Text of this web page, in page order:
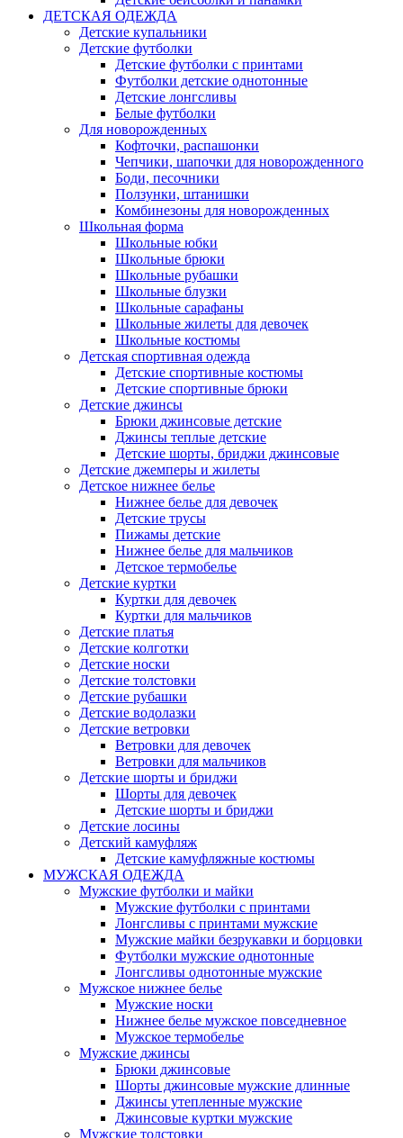
ДЕТСКАЯ ОДЕЖДА
Детские купальники
Детские футболки
Детские футболки с принтами
Футболки детские однотонные
Детские лонгсливы
Белые футболки
Для новорожденных
Кофточки, распашонки
Чепчики, шапочки для новорожденного
Боди, песочники
Ползунки, штанишки
Комбинезоны для новорожденных
Школьная форма
Школьные юбки
Школьные брюки
Школьные рубашки
Школьные блузки
Школьные сарафаны
Школьные жилеты для девочек
Школьные костюмы
Детская спортивная одежда
Детские спортивные костюмы
Детские спортивные брюки
Детские джинсы
Брюки джинсовые детские
Джинсы теплые детские
Детские шорты, бриджи джинсовые
Детские джемперы и жилеты
Детское нижнее белье
Нижнее белье для девочек
Детские трусы
Пижамы детские
Нижнее белье для мальчиков
Детское термобелье
Детские куртки
Куртки для девочек
Куртки для мальчиков
Детские платья
Детские колготки
Детские носки
Детские толстовки
Детские рубашки
Детские водолазки
Детские ветровки
Ветровки для девочек
Ветровки для мальчиков
Детские шорты и бриджи
Шорты для девочек
Детские шорты и бриджи
Детские лосины
Детский камуфляж
Детские камуфляжные костюмы
МУЖСКАЯ ОДЕЖДА
Мужские футболки и майки
Мужские футболки с принтами
Лонгсливы с принтами мужские
Мужские майки безрукавки и борцовки
Футболки мужские однотонные
Лонгсливы однотонные мужские
Мужское нижнее белье
Мужские носки
Нижнее белье мужское повседневное
Мужское термобелье
Мужские джинсы
Брюки джинсовые
Шорты джинсовые мужские длинные
Джинсы утепленные мужские
Джинсовые куртки мужские
Мужские толстовки